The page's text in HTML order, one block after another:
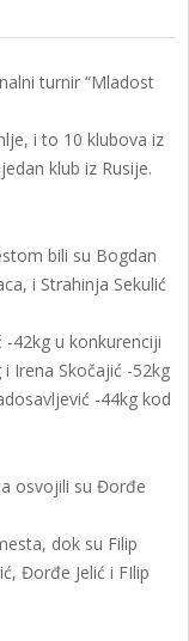
turnir “Mladost
i to 10 klubova iz
klub iz Rusije.
bili su Bogdan
i Strahinja Sekulić
42kg u konkurenciji
Irena Skočajić -52kg
-44kg kod
osvojili su Đorđe
dok su Filip
Đorđe Jelić i FIlip